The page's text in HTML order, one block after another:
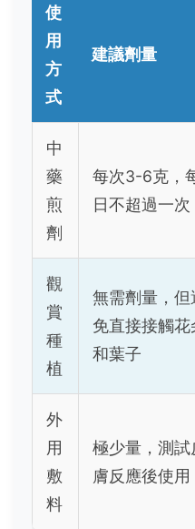
使
用
方
式
建議劑量
中
藥
煎
劑
每次3-6克，
日不超過一次
觀
賞
種
植
無需劑量，但
免直接接觸花
和葉子
外
用
敷
料
極少量，測試
膚反應後使用